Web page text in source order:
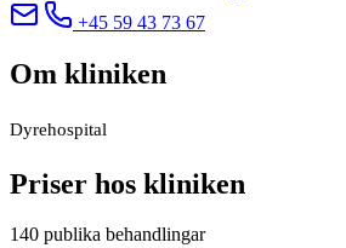
+45 59 43 73 67
Om kliniken
Dyrehospital
Priser hos kliniken
140 publika behandlingar